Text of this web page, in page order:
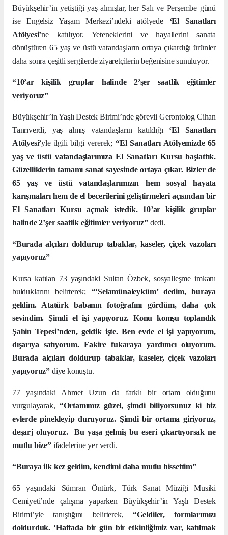
Büyükşehir’in yetiştiği yaş almışlar, her Salı ve Perşembe günü
ise Engelsiz Yaşam Merkezi’ndeki atölyede ‘El Sanatları
Atölyesi’ne katılıyor. Yeteneklerini ve hayallerini sanata
dönüştüren 65 yaş ve üstü vatandaşların ortaya çıkardığı ürünler
daha sonra çeşitli sergilerde ziyaretçilerin beğenisine sunuluyor.
“10’ar kişilik gruplar halinde 2’şer saatlik eğitimler
veriyoruz”
Büyükşehir’in Yaşlı Destek Birimi’nde görevli Gerontolog Cihan
Tanrıverdi, yaş almış vatandaşların katıldığı ‘El Sanatları
Atölyesi’yle ilgili bilgi vererek; “El Sanatları Atölyemizde 65
yaş ve üstü vatandaşlarımıza El Sanatları Kursu başlattık.
Güzelliklerin tamamı sanat sayesinde ortaya çıkar. Bizler de
65 yaş ve üstü vatandaşlarımızın hem sosyal hayata
karışmaları hem de el becerilerini geliştirmeleri açısından bir
El Sanatları Kursu açmak istedik. 10’ar kişilik gruplar
halinde 2’şer saatlik eğitimler veriyoruz”dedi.
“Burada alçıları doldurup tabaklar, kaseler, çiçek vazoları
yapıyoruz”
Kursa katılan 73 yaşındaki Sultan Özbek, sosyalleşme imkanı
bulduklarını belirterek; “‘Selamünaleyküm’ dedim, buraya
geldim. Atatürk babanın fotoğrafını gördüm, daha çok
sevindim. Şimdi el işi yapıyoruz. Konu komşu toplandık
Şahin Tepesi’nden, geldik işte. Ben evde el işi yapıyorum,
dışarıya satıyorum. Fakire fukaraya yardımcı oluyorum.
Burada alçıları doldurup tabaklar, kaseler, çiçek vazoları
yapıyoruz” diye konuştu.
77 yaşındaki Ahmet Uzun da farklı bir ortam olduğunu
vurgulayarak, “Ortamımız güzel, şimdi biliyorsunuz ki biz
evlerde pinekleyip duruyoruz. Şimdi bir ortama giriyoruz,
deşarj oluyoruz.
Bu yaşa gelmiş bu eseri çıkartıyorsak ne
mutlu bize” ifadelerine yer verdi.
“Buraya ilk kez geldim, kendimi daha mutlu hissettim”
65 yaşındaki Sümran Öntürk, Türk Sanat Müziği Musiki
Cemiyeti’nde çalışma yaparken Büyükşehir’in Yaşlı Destek
Birimi’yle tanıştığını belirterek, “Geldiler, formlarımızı
doldurduk. ‘Haftada bir gün bir etkinliğimiz var, katılmak